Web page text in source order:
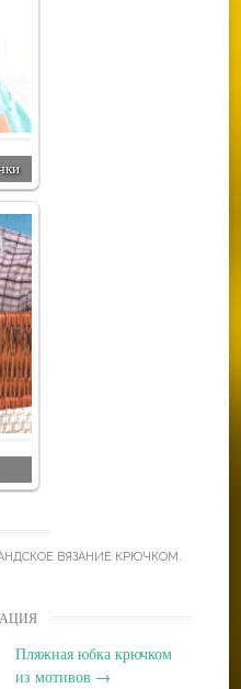
ВЯЗАНИЕ КРЮЧКОМ.
Пляжная юбка крючком
из мотивов →